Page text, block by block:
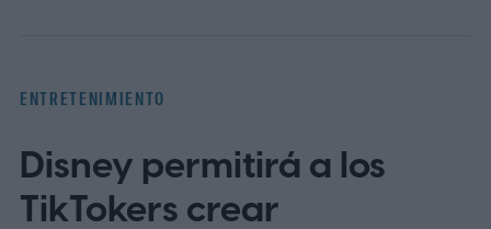
ENTRETENIMIENTO
Disney permitirá a los
TikTokers crear